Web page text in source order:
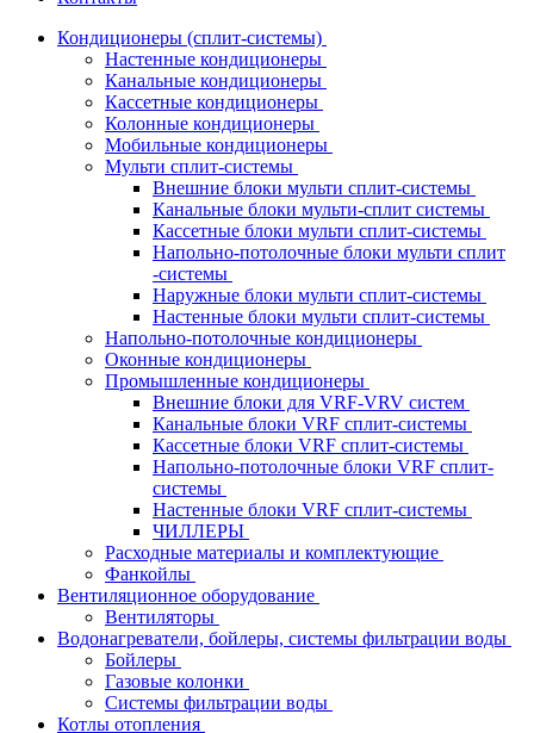
Кондиционеры (сплит-системы)
Настенные кондиционеры
Канальные кондиционеры
Кассетные кондиционеры
Колонные кондиционеры
Мобильные кондиционеры
Мульти сплит-системы
Внешние блоки мульти сплит-системы
Канальные блоки мульти-сплит системы
Кассетные блоки мульти сплит-системы
Напольно-потолочные блоки мульти сплит
-системы
Наружные блоки мульти сплит-системы
Настенные блоки мульти сплит-системы
Напольно-потолочные кондиционеры
Оконные кондиционеры
Промышленные кондиционеры
Внешние блоки для VRF-VRV систем
Канальные блоки VRF сплит-системы
Кассетные блоки VRF сплит-системы
Напольно-потолочные блоки VRF сплит-
системы
Настенные блоки VRF сплит-системы
ЧИЛЛЕРЫ
Расходные материалы и комплектующие
Фанкойлы
Вентиляционное оборудование
Вентиляторы
Водонагреватели, бойлеры, системы фильтрации воды
Бойлеры
Газовые колонки
Системы фильтрации воды
Котлы отопления